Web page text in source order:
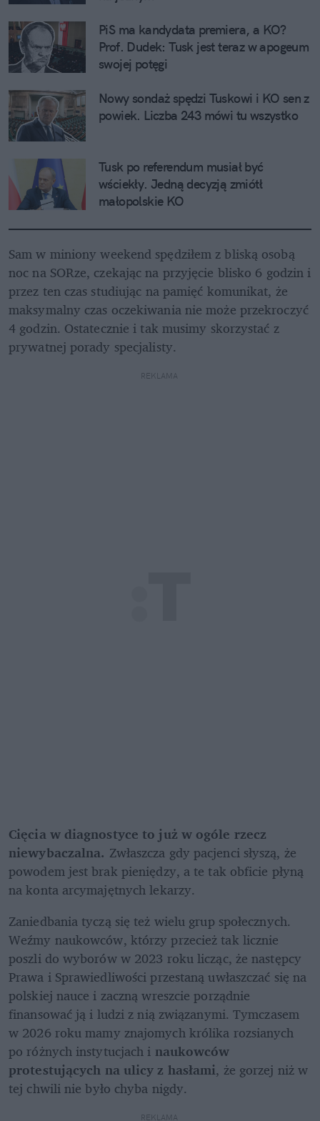
PiS ma kandydata premiera, a KO?
Prof. Dudek: Tusk jest teraz w apogeum
swojej potęgi
Nowy sondaż spędzi Tuskowi i KO sen z
powiek. Liczba 243 mówi tu wszystko
Tusk po referendum musiał być
wściekły. Jedną decyzją zmiótł
małopolskie KO
Sam w miniony weekend spędziłem z bliską osobą
noc na SORze, czekając na przyjęcie blisko 6 godzin i
przez ten czas studiując na pamięć komunikat, że
maksymalny czas oczekiwania nie może przekroczyć
4 godzin. Ostatecznie i tak musimy skorzystać z
prywatnej porady specjalisty.
REKLAMA
Cięcia w diagnostyce to już w ogóle rzecz
niewybaczalna. Zwłaszcza gdy pacjenci słyszą, że
powodem jest brak pieniędzy, a te tak obficie płyną
na konta arcymajętnych lekarzy.
Zaniedbania tyczą się też wielu grup społecznych.
Weźmy naukowców, którzy przecież tak licznie
poszli do wyborów w 2023 roku licząc, że następcy
Prawa i Sprawiedliwości przestaną uwłaszczać się na
polskiej nauce i zaczną wreszcie porządnie
finansować ją i ludzi z nią związanymi. Tymczasem
w 2026 roku mamy znajomych królika rozsianych
po różnych instytucjach i naukowców
protestujących na ulicy z hasłami, że gorzej niż w
tej chwili nie było chyba nigdy.
REKLAMA